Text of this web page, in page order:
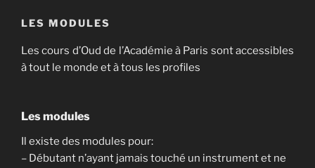
LES MODULES
Les cours d’Oud de l’Académie à Paris sont accessibles
à tout le monde et à tous les profiles
Les modules
Il existe des modules pour:
– Débutant n’ayant jamais touché un instrument et ne